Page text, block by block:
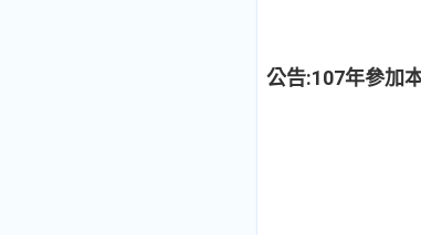
公告:107年參加